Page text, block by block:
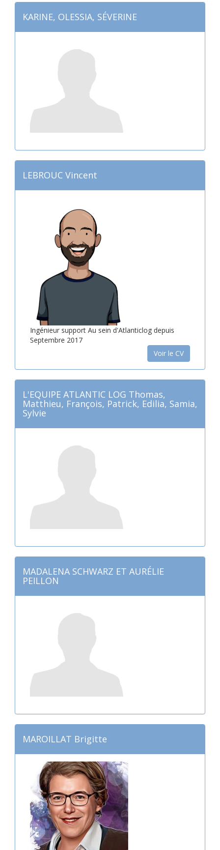
KARINE, OLESSIA, SÉVERINE
LEBROUC Vincent
Ingénieur support Au sein d'Atlanticlog depuis
Septembre 2017
Voir le CV
L'EQUIPE ATLANTIC LOG Thomas,
Matthieu, François, Patrick, Edilia, Samia,
Sylvie
MADALENA SCHWARZ ET AURÉLIE
PEILLON
MAROILLAT Brigitte